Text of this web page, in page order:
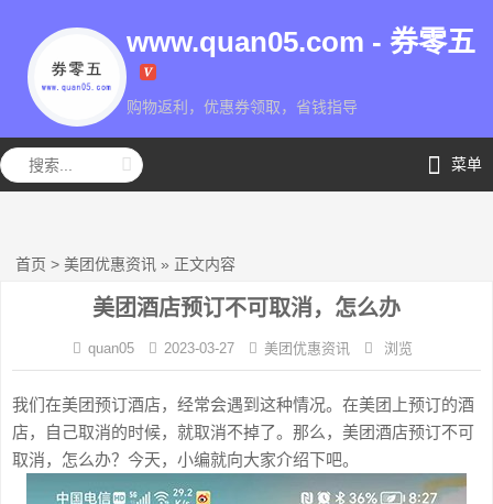
券零五
www.quan05.com - 券零五
购物返利，优惠券领取，省钱指导
菜单
首页 > 美团优惠资讯 » 正文内容
美团酒店预订不可取消，怎么办
quan05 2023-03-27 美团优惠资讯 浏览
我们在美团预订酒店，经常会遇到这种情况。在美团上预订的酒
店，自己取消的时候，就取消不掉了。那么，美团酒店预订不可
取消，怎么办？今天，小编就向大家介绍下吧。